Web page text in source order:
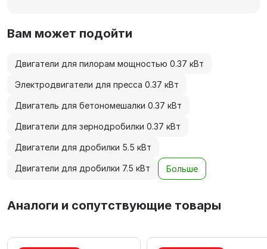
Вам может подойти
Двигатели для пилорам мощностью 0.37 кВт
Электродвигатели для пресса 0.37 кВт
Двигатель для бетономешалки 0.37 кВт
Двигатели для зернодробилки 0.37 кВт
Двигатели для дробилки 5.5 кВт
Двигатели для дробилки 7.5 кВт Больше
Аналоги и сопутствующие товары